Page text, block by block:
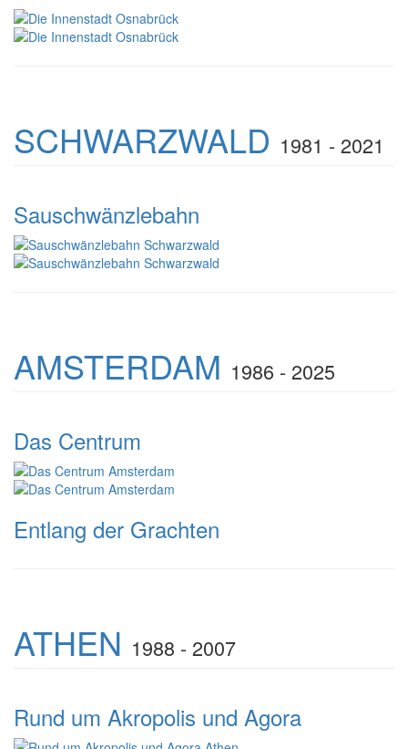
SCHWARZWALD 1981 - 2021
Sauschwänzlebahn
AMSTERDAM 1986 - 2025
Das Centrum
Entlang der Grachten
ATHEN 1988 - 2007
Rund um Akropolis und Agora